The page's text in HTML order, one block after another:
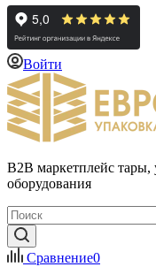
Войти
B2B маркетплейс
оборудования
Сравнение0